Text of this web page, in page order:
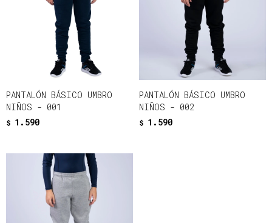
PANTALÓN BÁSICO UMBRO
NIÑOS - 001
$ 1.590
PANTALÓN BÁSICO UMBRO
NIÑOS - 002
$ 1.590